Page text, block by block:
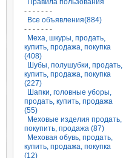
Правила пользования
- - - - - - -
Все объявления(884)
- - - - - - -
Меха, шкуры, продать,
купить, продажа, покупка
(408)
Шубы, полушубки, продать,
купить, продажа, покупка
(227)
Шапки, головные уборы,
продать, купить, продажа
(55)
Меховые изделия продать,
покупить, продажа (87)
Меховая обувь, продать,
купить, продажа, покупка
(12)